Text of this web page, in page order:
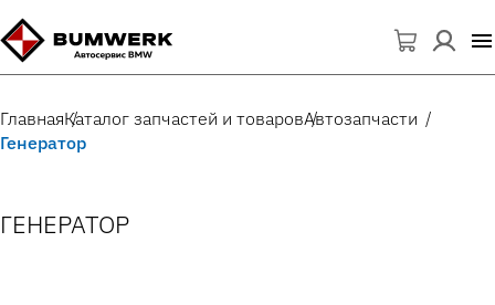
ГлавнаяКаталог запчастей и товаровАвтозапчасти
Генератор
ГЕНЕРАТОР